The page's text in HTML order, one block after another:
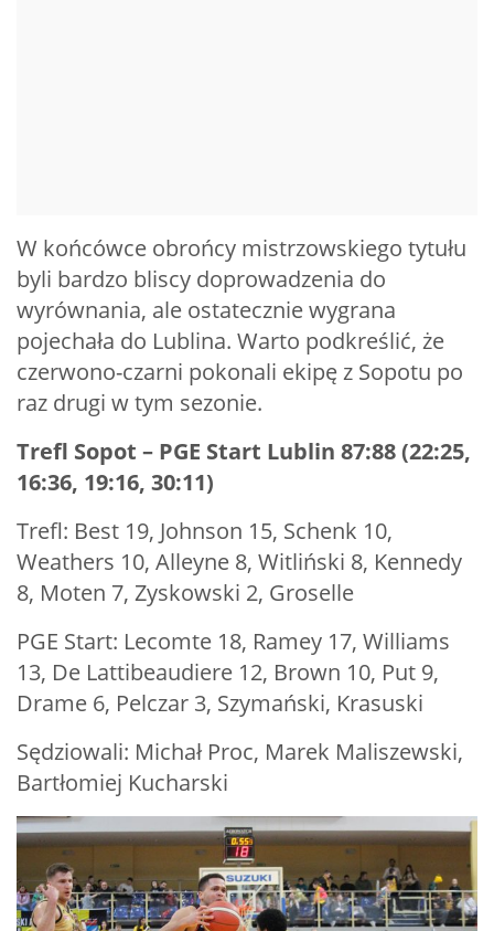
W końcówce obrońcy mistrzowskiego tytułu
byli bardzo bliscy doprowadzenia do
wyrównania, ale ostatecznie wygrana
pojechała do Lublina. Warto podkreślić, że
czerwono-czarni pokonali ekipę z Sopotu po
raz drugi w tym sezonie.
Trefl Sopot – PGE Start Lublin 87:88 (22:25,
16:36, 19:16, 30:11)
Trefl: Best 19, Johnson 15, Schenk 10,
Weathers 10, Alleyne 8, Witliński 8, Kennedy
8, Moten 7, Zyskowski 2, Groselle
PGE Start: Lecomte 18, Ramey 17, Williams
13, De Lattibeaudiere 12, Brown 10, Put 9,
Drame 6, Pelczar 3, Szymański, Krasuski
Sędziowali: Michał Proc, Marek Maliszewski,
Bartłomiej Kucharski